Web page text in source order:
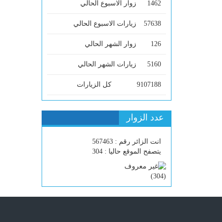
1462 زوار الاسبوع الحالي
57638 زيارات الاسبوع الحالي
126 زوار الشهر الحالي
5160 زيارات الشهر الحالي
9107188 كل الزيارات
عدد الزوار
انت الزائر رقم : 567463
يتصفح الموقع حاليا : 304
(
304
)